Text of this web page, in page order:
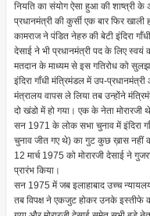
नियति का संयोग ऐसा हुआ की शाष्त्री
प्रधानमंत्री की कुर्सी एक बार फिर
कामराज ने पंडित नेहरु की बेटी इंदिरा
देसाई ने भी प्रधानमंत्री पद के लिए स्वयं
मतदान के माध्यम से इस गतिरोध को
इंदिरा गाँधी मंत्रिमंडल में उप-
मंत्रालय वापस ले लिया तब उन्होंने
दो खंडो में हो गया। एक के नेता मोरारजी
सन 1971 के लोक सभा चुनाव में इंदिरा
चुनाव जीत गए थे) का गुट कुछ ख़ास नहीं
12 मार्च 1975 को मोरारजी देसाई ने
प्रारंभ किया।
सन 1975 में जब इलाहाबाद उच्च
तब विपक्ष ने एकजुट होकर उनके इस्तीफे